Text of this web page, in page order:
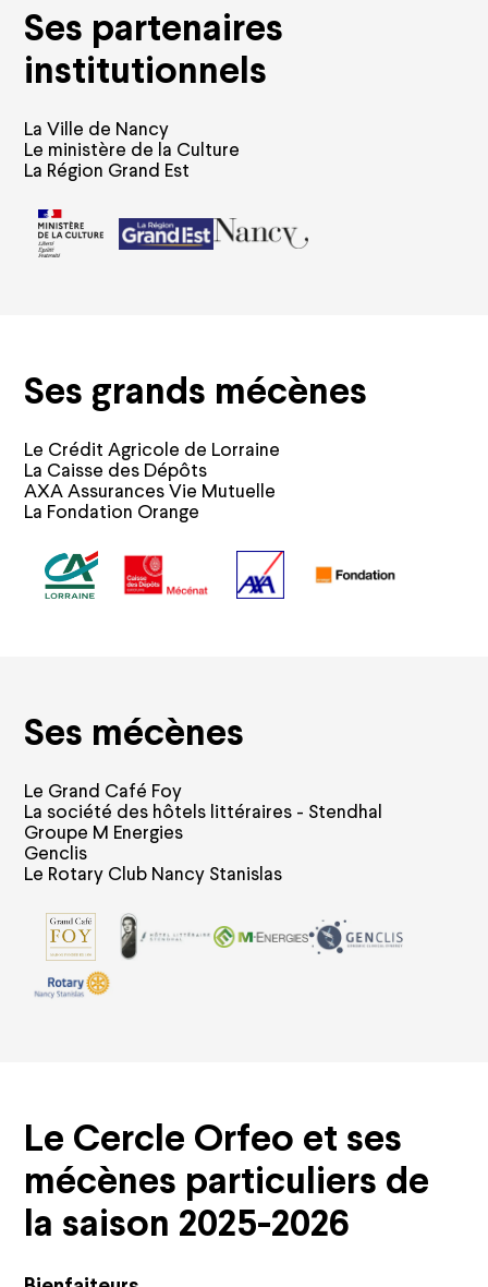
Ses partenaires
institutionnels
La Ville de Nancy
Le ministère de la Culture
La Région Grand Est
Ses grands mécènes
Le Crédit Agricole de Lorraine
La Caisse des Dépôts
AXA Assurances Vie Mutuelle
La Fondation Orange
Ses mécènes
Le Grand Café Foy
La société des hôtels littéraires - Stendhal
Groupe M Energies
Genclis
Le Rotary Club Nancy Stanislas
Le Cercle Orfeo et ses
mécènes particuliers de
la saison 2025-2026